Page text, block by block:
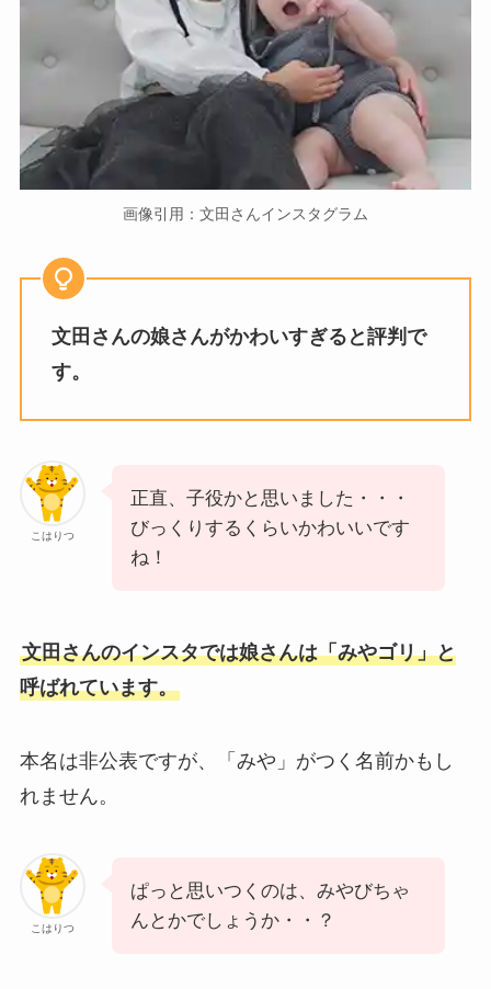
画像引用：文田さんインスタグラム
文田さんの娘さんがかわいすぎると評判で
す。
こはりつ
正直、子役かと思いました・・・
びっくりするくらいかわいいです
ね！
文田さんのインスタでは娘さんは「みやゴリ」と
呼ばれています。
本名は非公表ですが、「みや」がつく名前かもし
れません。
こはりつ
ぱっと思いつくのは、みやびちゃ
んとかでしょうか・・？